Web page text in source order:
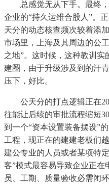
总感觉无从下手。最终，
企业的“持久运维合股人”。
天分的动态核查频次较着添
市场里，上海及其周边的公
之地”。这时候，这种教训
建圈，由于升级涉及到的汗
压下，好比。
公天分的打点逻辑正在
往能让后续的审批流程缩短
到一个“资本设置装备摆设”
工程，现正在的建建老板们
建公专业的人员或者某项特
客”模式最容易导致企业正在
员、工期、质量验收必需闭